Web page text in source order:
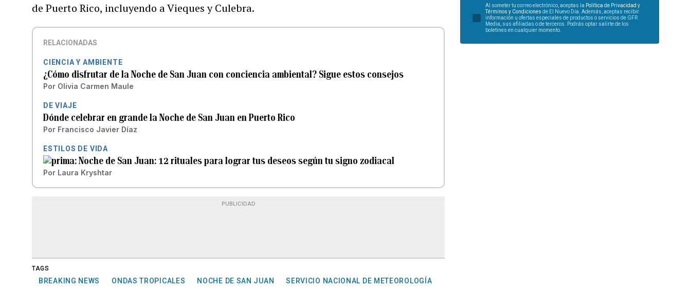
de Puerto Rico, incluyendo a Vieques y Culebra.
RELACIONADAS
CIENCIA Y AMBIENTE
¿Cómo disfrutar de la Noche de San Juan con conciencia ambiental? Sigue estos consejos
Por Olivia Carmen Maule
DE VIAJE
Dónde celebrar en grande la Noche de San Juan en Puerto Rico
Por Francisco Javier Díaz
ESTILOS DE VIDA
Noche de San Juan: 12 rituales para lograr tus deseos según tu signo zodiacal
Por Laura Kryshtar
PUBLICIDAD
TAGS
BREAKING NEWS ONDAS TROPICALES NOCHE DE SAN JUAN SERVICIO NACIONAL DE METEOROLOGÍA
Al someter tu correo electrónico, aceptas la Política de Privacidad y
Términos y Condiciones de El Nuevo Día. Además, aceptas recibir
información u ofertas especiales de productos o servicios de GFR
Media, sus afiliadas o de terceros. Podrás optar salirte de los
boletines en cualquier momento.